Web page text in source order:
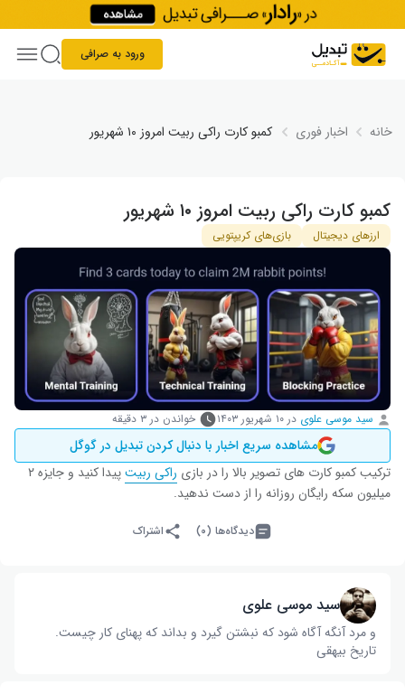
Skip to content
ورود به صرافی
خانه اخبار فوری کمبو کارت راکی ربیت امروز ۱۰ شهریور
کمبو کارت راکی ربیت امروز ۱۰ شهریور
ارزهای دیجیتال بازی‌های کریپتویی
سید موسی علوی در ۱۰ شهریور ۱۴۰۳ خواندن در ۳ دقیقه
مشاهده سریع اخبار با دنبال کردن تبدیل در گوگل
ترکیب کمبو کارت های تصویر بالا را در بازی راکی ربیت
پیدا کنید و جایزه ۲
میلیون سکه رایگان روزانه را از دست ندهید.
دیدگاه‌ها (۰) اشتراک
سید موسی علوی
و مرد آنگه آگاه شود که نبشتن گیرد و بداند که پهنای کار چیست‌.
تاریخ بیهقی